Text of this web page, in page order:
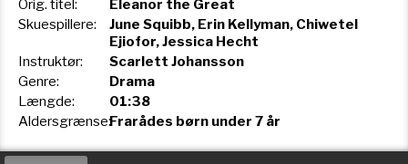
Orig. titel:
Eleanor the Great
Skuespillere:
June Squibb, Erin Kellyman, Chiwetel
Ejiofor, Jessica Hecht
Instruktør:
Scarlett Johansson
Genre:
Drama
Længde:
01:38
Aldersgrænse:Frarådes børn under 7 år